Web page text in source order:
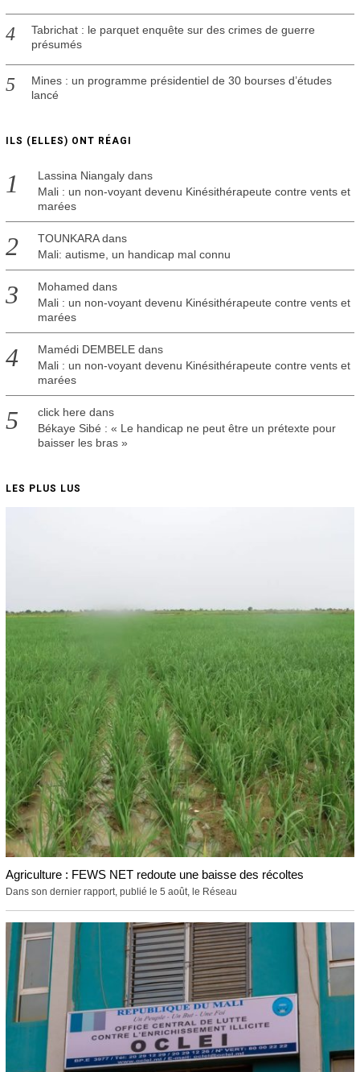
Tabrichat : le parquet enquête sur des crimes de guerre
présumés
Mines : un programme présidentiel de 30 bourses d’études
lancé
ILS (ELLES) ONT RÉAGI
Lassina Niangalydans
Mali : un non-voyant devenu Kinésithérapeute contre vents et
marées
TOUNKARAdans
Mali: autisme, un handicap mal connu
Mohamed dans
Mali : un non-voyant devenu Kinésithérapeute contre vents et
marées
Mamédi DEMBELEdans
Mali : un non-voyant devenu Kinésithérapeute contre vents et
marées
click here dans
Békaye Sibé : « Le handicap ne peut être un prétexte pour
baisser les bras »
LES PLUS LUS
Agriculture : FEWS NET redoute une baisse des récoltes
Dans son dernier rapport, publié le 5 août, le Réseau